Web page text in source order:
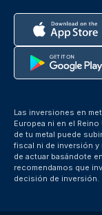
Las inversiones en
Europea ni en el
de tu metal puede
fiscal ni de inversión y
de actuar basándote
recomendamos que
decisión de inversión.